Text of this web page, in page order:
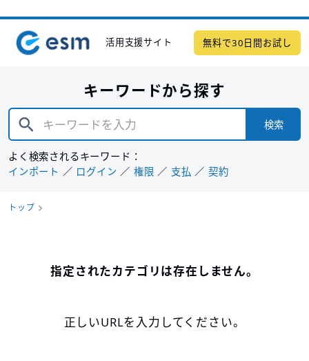
活用支援サイト 無料で30日間お試し
キーワードから探す
検索
よく検索されるキーワード：
インポート
ログイン 権限 支払 契約
トップ
指定されたカテゴリは存在しません。
正しいURLを入力してください。